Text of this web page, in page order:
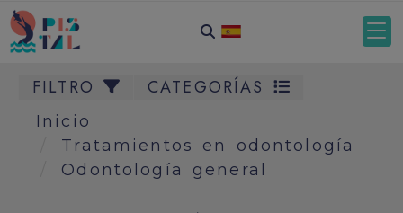
FILTRO CATEGORÍAS
Inicio
Tratamientos en odontología
Odontología general